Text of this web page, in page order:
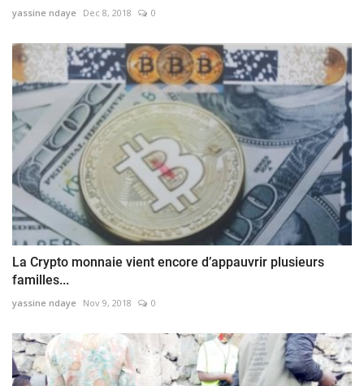
yassine ndaye Dec 8, 2018 0
La Crypto monnaie vient encore d’appauvrir plusieurs
familles...
yassine ndaye Nov 9, 2018 0